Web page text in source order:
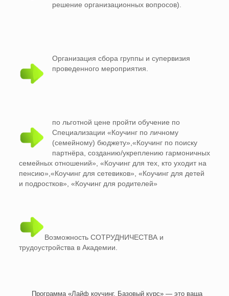
решение организационных вопросов).
Организация сбора группы и супервизия
проведенного мероприятия.
по льготной цене пройти обучение по
Специализации «Коучинг по личному
(семейному) бюджету»,«Коучинг по поиску
партнёра, созданию/укреплению гармоничных
семейных отношений», «Коучинг для тех, кто уходит на
пенсию»,«Коучинг для сетевиков», «Коучинг для детей
и подростков», «Коучинг для родителей»
Возможность СОТРУДНИЧЕСТВА и
трудоустройства в Академии.
Программа «Лайф коучинг. Базовый курс» — это ваша